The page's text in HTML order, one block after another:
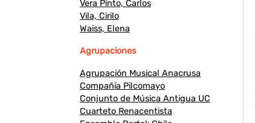
Vera Pinto, Carlos
Vila, Cirilo
Waiss, Elena
Agrupaciones
Agrupación Musical Anacrusa
Compañía Pilcomayo
Conjunto de Música Antigua UC
Cuarteto Renacentista